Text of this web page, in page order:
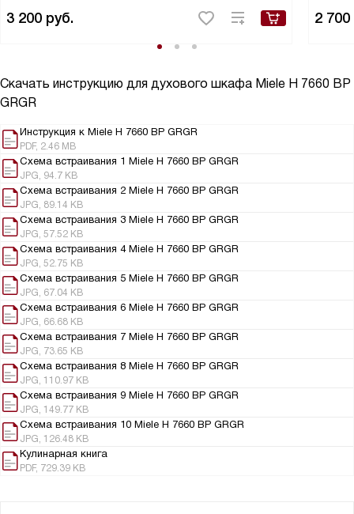
3 200 руб. 2 700
Скачать инструкцию для духового шкафа Miele H 7660 BP
GRGR
Инструкция к Miele H 7660 BP GRGR
PDF, 2.46 MB
Схема встраивания 1 Miele H 7660 BP GRGR
JPG, 94.7 KB
Схема встраивания 2 Miele H 7660 BP GRGR
JPG, 89.14 KB
Схема встраивания 3 Miele H 7660 BP GRGR
JPG, 57.52 KB
Схема встраивания 4 Miele H 7660 BP GRGR
JPG, 52.75 KB
Схема встраивания 5 Miele H 7660 BP GRGR
JPG, 67.04 KB
Схема встраивания 6 Miele H 7660 BP GRGR
JPG, 66.68 KB
Схема встраивания 7 Miele H 7660 BP GRGR
JPG, 73.65 KB
Схема встраивания 8 Miele H 7660 BP GRGR
JPG, 110.97 KB
Схема встраивания 9 Miele H 7660 BP GRGR
JPG, 149.77 KB
Схема встраивания 10 Miele H 7660 BP GRGR
JPG, 126.48 KB
Кулинарная книга
PDF, 729.39 KB